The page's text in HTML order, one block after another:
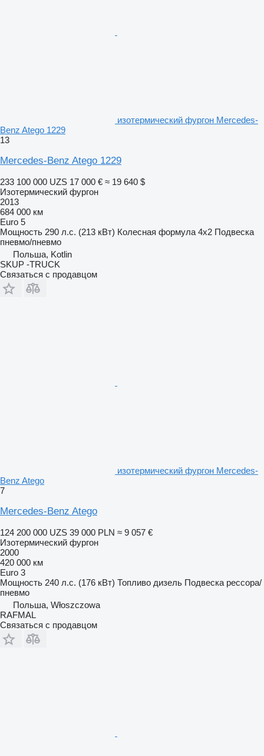
изотермический фургон Mercedes-
Benz Atego 1229
13
Mercedes-Benz Atego 1229
233 100 000 UZS 17 000 € ≈ 19 640 $
Изотермический фургон
2013
684 000 км
Euro 5
Мощность 290 л.с. (213 кВт) Колесная формула 4x2 Подвеска
пневмо/пневмо
Польша, Kotlin
SKUP -TRUCK
Связаться с продавцом
изотермический фургон Mercedes-
Benz Atego
7
Mercedes-Benz Atego
124 200 000 UZS 39 000 PLN ≈ 9 057 €
Изотермический фургон
2000
420 000 км
Euro 3
Мощность 240 л.с. (176 кВт) Топливо дизель Подвеска рессора/
пневмо
Польша, Włoszczowa
RAFMAL
Связаться с продавцом